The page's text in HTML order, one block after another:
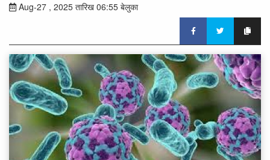
Aug-27 , 2025 तारिख 06:55 बेलुका